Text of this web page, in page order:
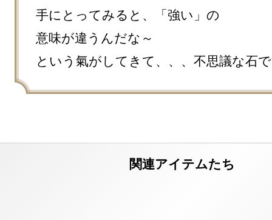
手にとってみると、「強い」の
意味が違うんだな～
という氣がしてきて、、、不思議な石